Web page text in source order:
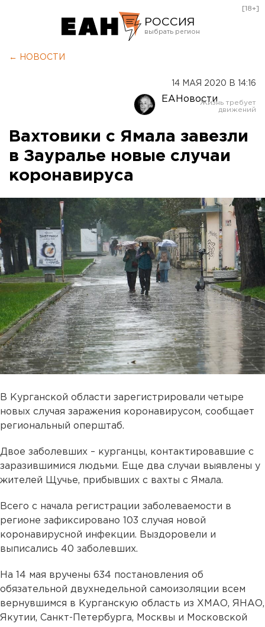
РОССИЯ
Оренбург
[18+]
← НОВОСТИ
14 МАЯ 2020 В 14:16
ЕАНовости
Вахтовики с Ямала завезли
в Зауралье новые случаи
коронавируса
В Курганской области зарегистрировали четыре
новых случая заражения коронавирусом, сообщает
региональный оперштаб.
Двое заболевших – курганцы, контактировавшие с
заразившимися людьми. Еще два случаи выявлены у
жителей Щучье, прибывших с вахты с Ямала.
Всего с начала регистрации заболеваемости в
регионе зафиксировано 103 случая новой
коронавирусной инфекции. Выздоровели и
выписались 40 заболевших.
На 14 мая вручены 634 постановления об
обязательной двухнедельной самоизоляции всем
вернувшимся в Курганскую область из ХМАО, ЯНАО,
Якутии, Санкт-Петербурга, Москвы и Московской